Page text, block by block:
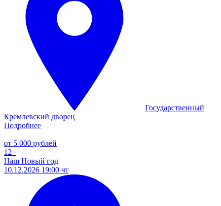
Государственный
Кремлевский дворец
Подробнее
от 5 000 рублей
12+
Наш Новый год
10.12.2026 19:00 чт